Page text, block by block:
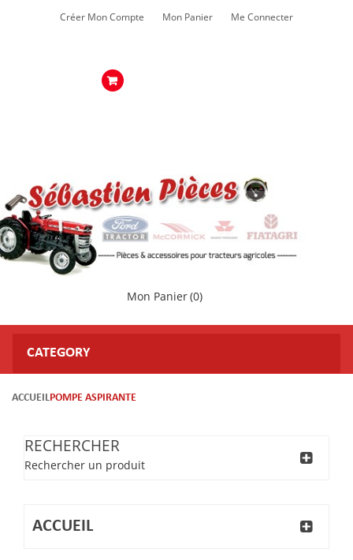
Créer Mon Compte Mon Panier Me Connecter
Mon Panier(0)
CATEGORY
ACCUEILPOMPE ASPIRANTE
RECHERCHER
Rechercher un produit
ACCUEIL